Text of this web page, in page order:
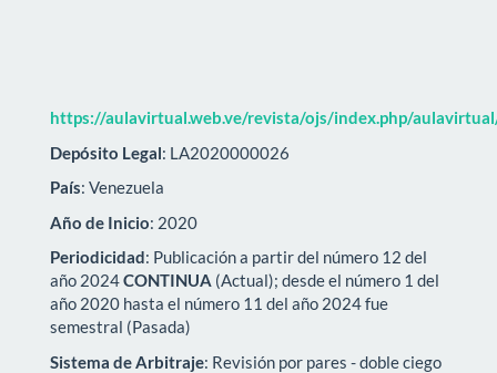
https://aulavirtual.web.ve/revista/ojs/index.php/
Depósito Legal: LA2020000026
País: Venezuela
Año de Inicio: 2020
Periodicidad: Publicación a partir del número 12 del
año 2024CONTINUA (Actual); desde el número 1 del
año 2020 hasta el número 11 del año 2024 fue
semestral (Pasada)
Sistema de Arbitraje: Revisión por pares - doble ciego